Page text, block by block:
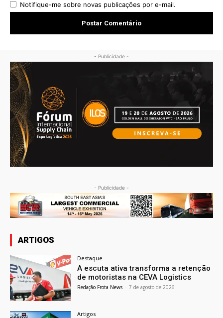
Notifique-me sobre novas publicações por e-mail.
- Publicidade -
- Publicidade -
ARTIGOS
Destaque
A escuta ativa transforma a retenção
de motoristas na CEVA Logistics
Redação Frota News - 7 de agosto de 2026
Artigos